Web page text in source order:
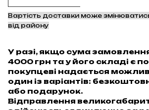
Вартість доставки може
від району
У разі, якщо сума
4000 грн та у його складі є
покупцеві надається
один із варіантів:
або подарунок.
Відправлення